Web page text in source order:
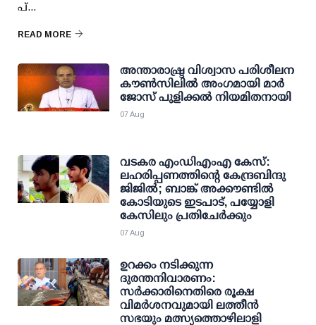
പ്...
READ MORE
അന്താരാഷ്ട്ര വിശ്വാസ പരിശീലന
കൗണ്‍സിലില്‍ അംഗമായി മാര്‍
ജോസ് പുളിക്കല്‍ നിയമിതനായി
07 Aug
വടകര എംഡിഎംഎ കേസ്:
ലഹരിപ്പണത്തിന്റെ കേന്ദ്രബിന്ദു
ജിജില്‍; ബാങ്ക് അക്കൗണ്ടില്‍
കോടിയുടെ ഇടപാട്, പയ്യോളി
കേസിലും പ്രതിചേര്‍ക്കും
07 Aug
ഉറക്കം നടിക്കുന്ന
ദുരന്തനിവാരണം:
സര്‍ക്കാരിനെതിരെ രൂക്ഷ
വിമര്‍ശനവുമായി ലത്തീന്‍
സഭയും മത്സ്യത്തൊഴിലാളി